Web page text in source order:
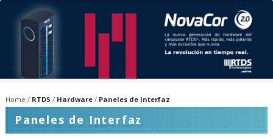
Home RTDS Hardware Paneles de Interfaz
Paneles de Interfaz